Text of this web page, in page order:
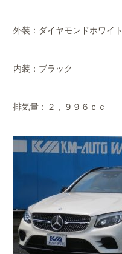
外装：ダイヤモンドホワイト
内装：ブラック
排気量：２，９９６ｃｃ